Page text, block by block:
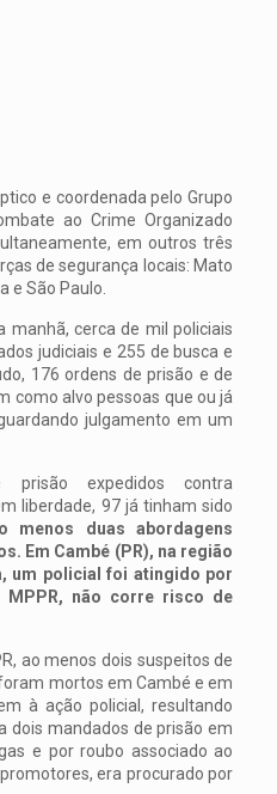
e coordenada pelo Grupo
ao Crime Organizado
em outros três
de segurança locais: Mato
e São Paulo.
manhã, cerca de mil policiais
judiciais e 255 de busca e
176 ordens de prisão e de
como alvo pessoas que ou já
julgamento em um
expedidos contra
liberdade, 97 já tinham sido
menos duas abordagens
Em Cambé (PR), na região
um policial foi atingido por
não corre risco de
ao menos dois suspeitos de
mortos em Cambé e em
à ação policial, resultando
dois mandados de prisão em
e por roubo associado ao
era procurado por